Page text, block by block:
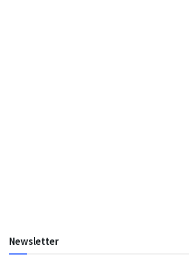
Newsletter